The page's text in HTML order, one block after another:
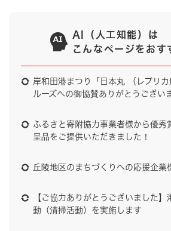
AI（人工知能）は
こんなページをおす
岸和田港まつり「日本丸 （レプリカ
ルーズへの御協賛ありがとうござい
ふるさと寄附協力事業者様から優秀
呈品をご提供いただきました！
丘陵地区のまちづくりへの応援企業
【ご協力ありがとうございました】
動（清掃活動）を実施します